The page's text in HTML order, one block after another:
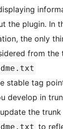
plugin. In this
the only
from the
stable tag pointer.
develop in
the trunk
to